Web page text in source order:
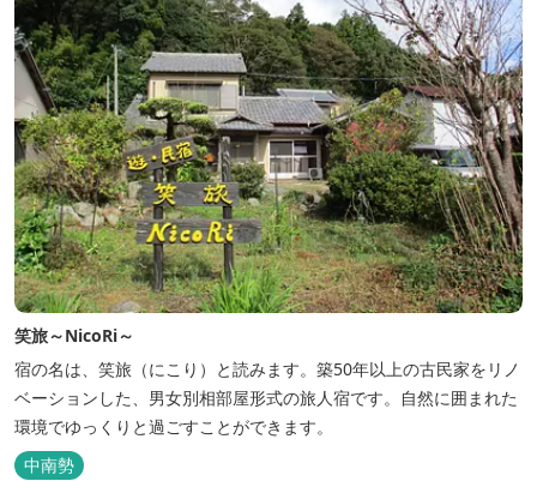
笑旅～NicoRi～
宿の名は、笑旅（にこり）と読みます。築50年以上の古民家をリノ
ベーションした、男女別相部屋形式の旅人宿です。自然に囲まれた
環境でゆっくりと過ごすことができます。
中南勢